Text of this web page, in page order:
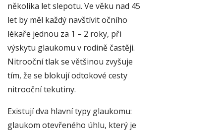
několika let slepotu. Ve věku nad 45
let by měl každý navštívit očního
lékaře jednou za 1 – 2 roky, při
výskytu glaukomu v rodině častěji.
Nitrooční tlak se většinou zvyšuje
tím, že se blokují odtokové cesty
nitrooční tekutiny.
Existují dva hlavní typy glaukomu:
glaukom otevřeného úhlu, který je